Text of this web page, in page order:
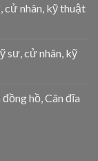
cử nhân, kỹ thuật
sư, cử nhân, kỹ
hồ, Cân đĩa